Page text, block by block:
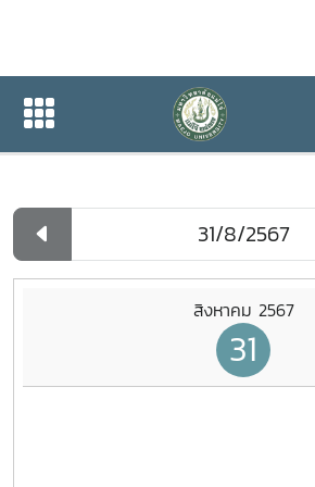
ปฏิทินกิจกรรมของหน่
ปฏิทินกิจกรรมของหน่วยงาน
สิงหาคม 2567
31